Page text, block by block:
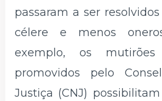
passaram a ser
célere e menos
exemplo, os
promovidos pelo
Justiça (CNJ)